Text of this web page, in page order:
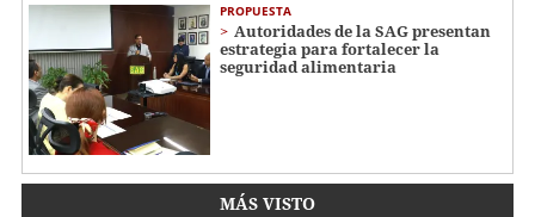
PROPUESTA
Autoridades de la SAG presentan
estrategia para fortalecer la
seguridad alimentaria
MÁS VISTO